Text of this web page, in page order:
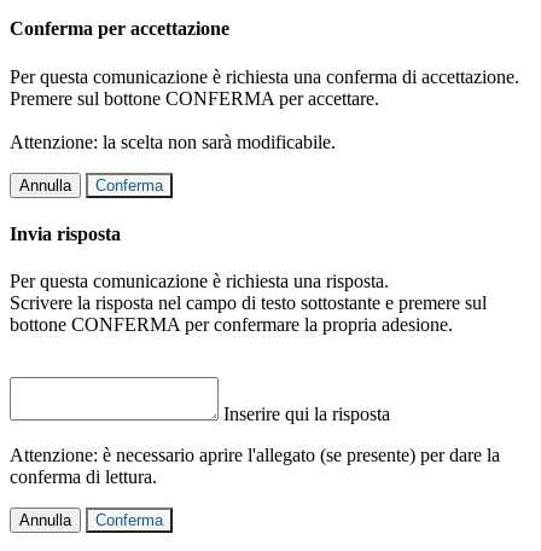
Conferma per accettazione
Per questa comunicazione è richiesta una conferma di accettazione.
Premere sul bottone CONFERMA per accettare.
Attenzione: la scelta non sarà modificabile.
Annulla Conferma
Invia risposta
Per questa comunicazione è richiesta una risposta.
Scrivere la risposta nel campo di testo sottostante e premere sul
bottone CONFERMA per confermare la propria adesione.
Inserire qui la risposta
Attenzione: è necessario aprire l'allegato (se presente) per dare la
conferma di lettura.
Annulla Conferma